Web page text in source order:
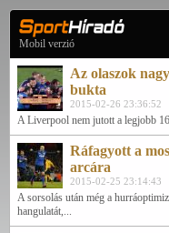
Mobil verzió
Az olaszok
bukta
2015-02-26 23:36:52
A Liverpool nem jutott a legjobb
Ráfagyott a
arcára
2015-02-25 23:14:43
A sorsolás után még a
hangulatát,...